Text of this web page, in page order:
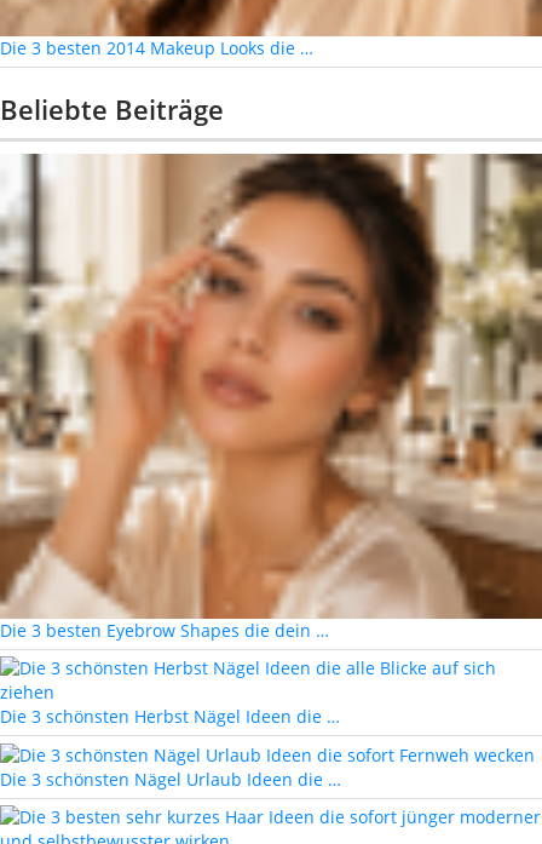
Die 3 besten 2014 Makeup Looks die …
Beliebte Beiträge
Die 3 besten Eyebrow Shapes die dein …
Die 3 schönsten Herbst Nägel Ideen die …
Die 3 schönsten Nägel Urlaub Ideen die …